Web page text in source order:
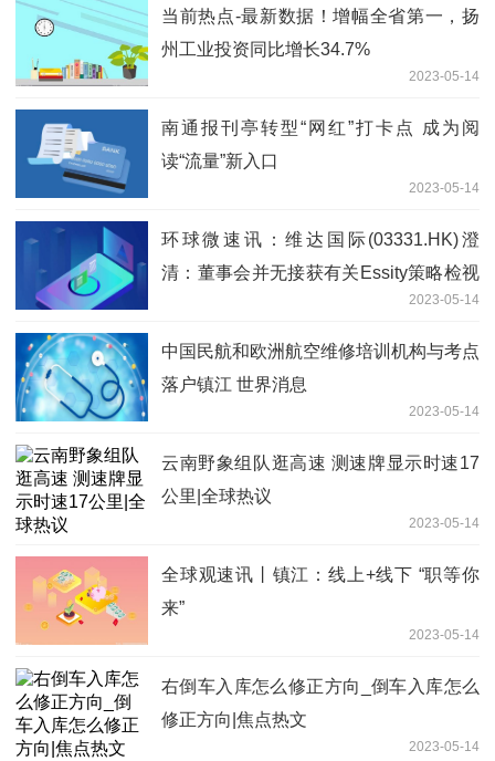
当前热点-最新数据！增幅全省第一，扬
州工业投资同比增长34.7%
2023-05-14
南通报刊亭转型“网红”打卡点 成为阅
读“流量”新入口
2023-05-14
环球微速讯：维达国际(03331.HK)澄
清：董事会并无接获有关Essity策略检视
2023-05-14
中国民航和欧洲航空维修培训机构与考点
落户镇江 世界消息
2023-05-14
云南野象组队逛高速 测速牌显示时速17
公里|全球热议
2023-05-14
全球观速讯丨镇江：线上+线下 “职等你
来”
2023-05-14
右倒车入库怎么修正方向_倒车入库怎么
修正方向|焦点热文
2023-05-14